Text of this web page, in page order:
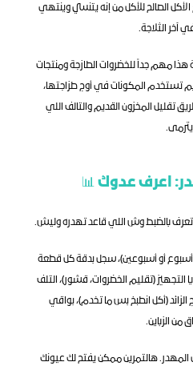
ويطبقونها باستمرار. هالشي يمنع الأكل الصالح للأكل من إنه يتنسي وينتهي
آخر الثلاجة.
يترمى.
تعرف بالضبط وش اللي قاعد تهدره وليش.
لمدة معينة (خل نقول أسبوع أو أسبوعين)، سجل بدقة كل قطعة
(المنتهي، الخربان، التالف)، الإنتاج الزائد (أكل انطبخ بس ما تخدم)، بواقي
من الزباين.
حط قيمة مالية للأكل المهدر. هالتمرين ممكن يفتح لك عيونك